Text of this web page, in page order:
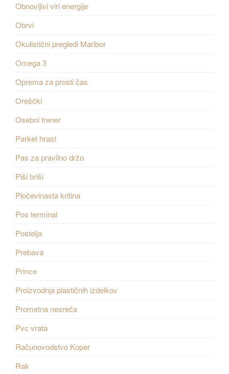
Obnovljivi viri energije
Obrvi
Okulistični pregledi Maribor
Omega 3
Oprema za prosti čas
Oreščki
Osebni trener
Parket hrast
Pas za pravilno držo
Piši briši
Pločevinasta kritina
Pos terminal
Postelja
Prebava
Prince
Proizvodnja plastičnih izdelkov
Prometna nesreča
Pvc vrata
Računovodstvo Koper
Rak